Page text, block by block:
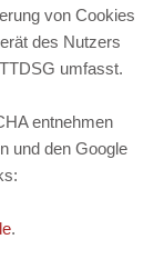
von Cookies
des Nutzers
umfasst.
entnehmen
und den Google
.